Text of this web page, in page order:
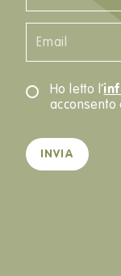
Ho letto l’
acconsento
INVIA